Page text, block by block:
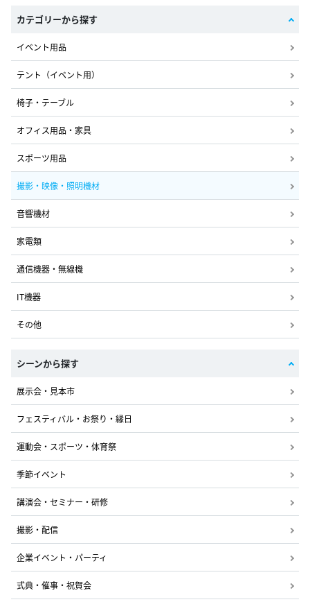
カテゴリーから探す
イベント用品
テント（イベント用）
椅子・テーブル
オフィス用品・家具
スポーツ用品
撮影・映像・照明機材
音響機材
家電類
通信機器・無線機
IT機器
その他
シーンから探す
展示会・見本市
フェスティバル・お祭り・縁日
運動会・スポーツ・体育祭
季節イベント
講演会・セミナー・研修
撮影・配信
企業イベント・パーティ
式典・催事・祝賀会